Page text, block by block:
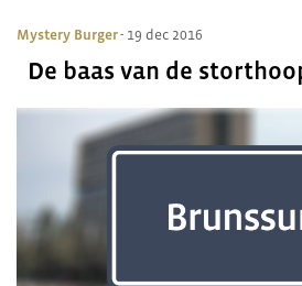
Mystery Burger- 19 dec 2016
De baas van de